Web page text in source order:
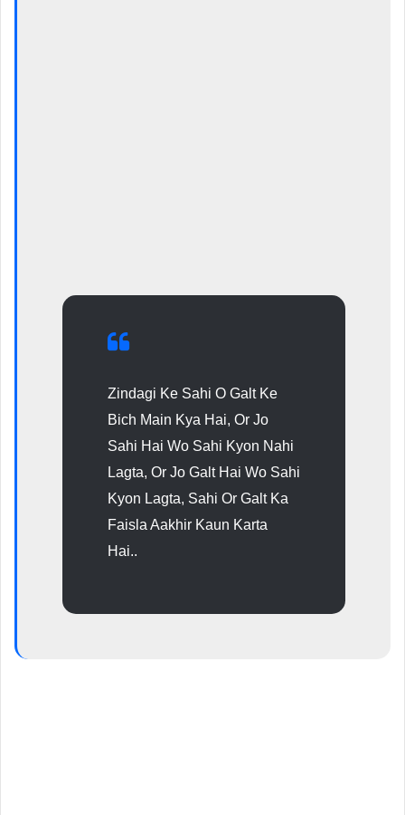
Zindagi Ke Sahi O Galt Ke
Bich Main Kya Hai, Or Jo
Sahi Hai Wo Sahi Kyon Nahi
Lagta, Or Jo Galt Hai Wo Sahi
Kyon Lagta, Sahi Or Galt Ka
Faisla Aakhir Kaun Karta
Hai..